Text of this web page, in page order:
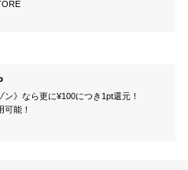
》なら更に¥100につき1pt還元！
能！